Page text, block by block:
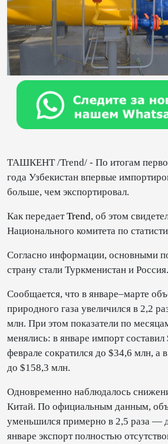
ТАШКЕНТ /Trend/ - По итогам
года Узбекистан впервые
больше, чем экспортировал.
Как передаетTrend, об этом
Национального комитета по
Согласно информации, основными
страну стали Туркменистан и Россия.
Сообщается, что в январе–марте
природного газа увеличился в 2,2
млн. При этом показатели по
менялись: в январе импорт
феврале сократился до $34,6 млн, а
до $158,3 млн.
Одновременно наблюдалось
Китай. По официальным данным,
уменьшился примерно в 2,5 раза —
январе экспорт полностью